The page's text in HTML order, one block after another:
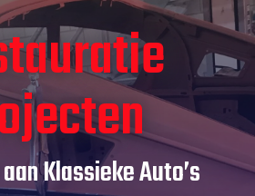
Klassieke Auto’s